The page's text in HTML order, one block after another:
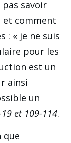
pas savoir
et comment
: « je ne suis
pour les
est un
ainsi
un
19 et 109-114.
que